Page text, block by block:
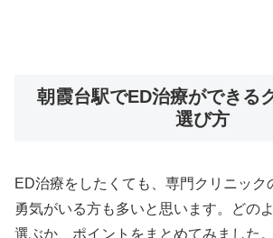
朝霞台駅でED治療ができる
選び方
ED治療をしたくても、専門クリニック
勇気がいる方も多いと思います。どの
選ぶか、ポイントをまとめてみました